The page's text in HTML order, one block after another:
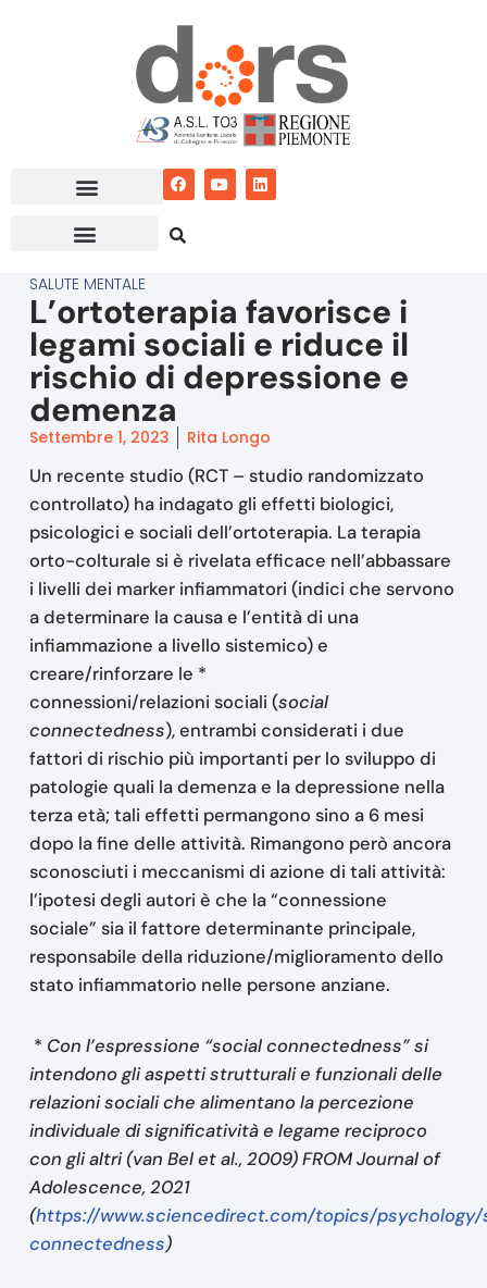
SALUTE MENTALE
L’ortoterapia favorisce i
legami sociali e riduce il
rischio di depressione e
demenza
Settembre 1, 2023 Rita Longo
Un recente studio (RCT – studio randomizzato
controllato) ha indagato gli effetti biologici,
psicologici e sociali dell’ortoterapia. La terapia
orto-colturale si è rivelata efficace nell’abbassare
i livelli dei marker infiammatori (indici che servono
a determinare la causa e l’entità di una
infiammazione a livello sistemico) e
creare/rinforzare le *
connessioni/relazioni sociali (social
connectedness), entrambi considerati i due
fattori di rischio più importanti per lo sviluppo di
patologie quali la demenza e la depressione nella
terza età; tali effetti permangono sino a 6 mesi
dopo la fine delle attività. Rimangono però ancora
sconosciuti i meccanismi di azione di tali attività:
l’ipotesi degli autori è che la “connessione
sociale” sia il fattore determinante principale,
responsabile della riduzione/miglioramento dello
stato infiammatorio nelle persone anziane.
* Con l’espressione “social connectedness” si
intendono gli aspetti strutturali e funzionali delle
relazioni sociali che alimentano la percezione
individuale di significatività e legame reciproco
con gli altri (van Bel et al., 2009) FROM Journal of
Adolescence, 2021
(https://www.sciencedirect.com/topics/
connectedness)